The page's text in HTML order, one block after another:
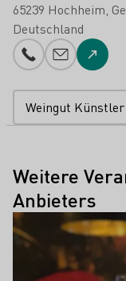
65239 Hochheim
Deutschland
Telefonnummer
E-Mail-Zur
Weingut Künstler
Weitere
Anbieters
Mehr erfahren